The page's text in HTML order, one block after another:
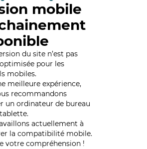
mobile
du site n’est pas
pour les
mobiles.
meilleure expérience,
recommandons
un ordinateur de bureau
actuellement à
la compatibilité mobile.
votre compréhension !